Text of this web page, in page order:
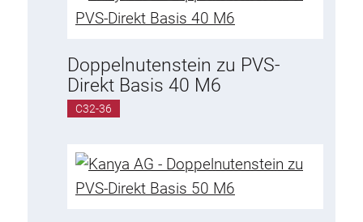
Bodenverbindungselemente
Kunststoffelemente
Kabelkanäle
Flächenelemente
Beschläge
Pneumatik Elemente
Doppelnutenstein zu PVS-
Direkt Basis 40 M6
C32-36